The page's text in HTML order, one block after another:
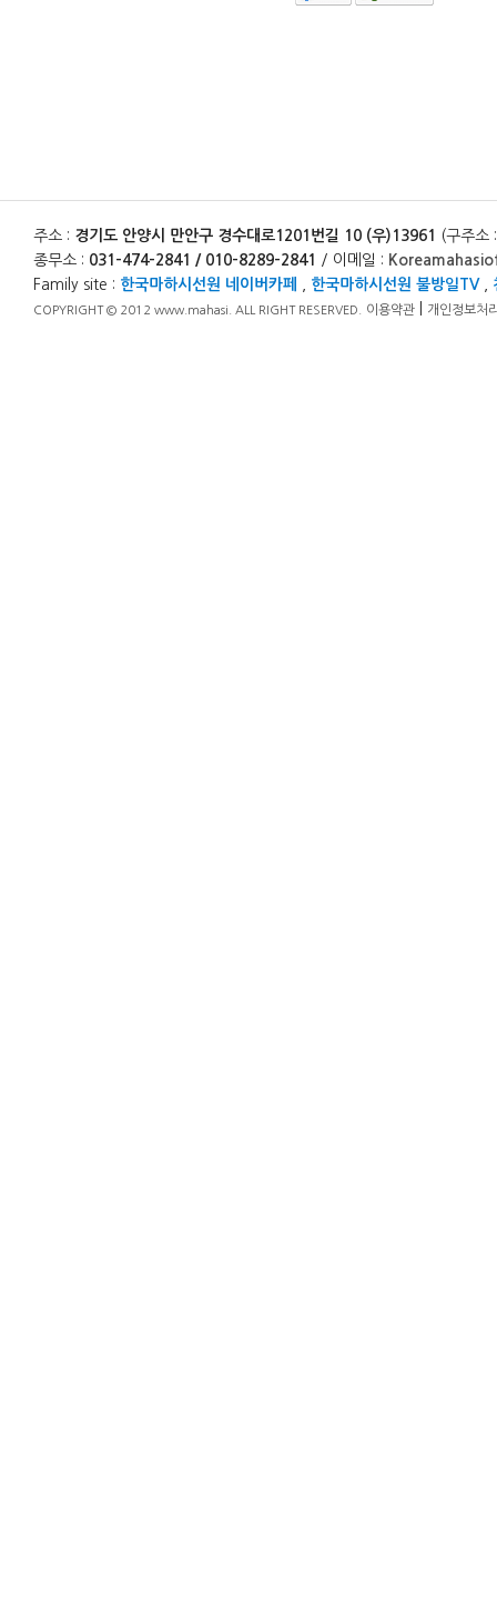
주소 : 경기도 안양시 만안구 경수대로1201번길 10 (우)13961
(구주소
종무소 : 031-474-2841 / 010-8289-2841 / 이메일 :
Family site : 한국마하시선원 네이버카페 한국마하시선원 불방일TV
COPYRIGHT © 2012 www.mahasi. ALL RIGHT RESERVED. 이용약관 개인정보처